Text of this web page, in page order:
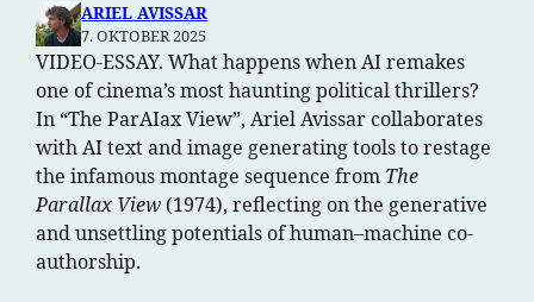
ARIEL AVISSAR
7. OKTOBER 2025
VIDEO-ESSAY. What happens when AI remakes
one of cinema’s most haunting political thrillers?
In “The ParAIax View”, Ariel Avissar collaborates
with AI text and image generating tools to restage
the infamous montage sequence from The
Parallax View (1974), reflecting on the generative
and unsettling potentials of human–machine co-
authorship.